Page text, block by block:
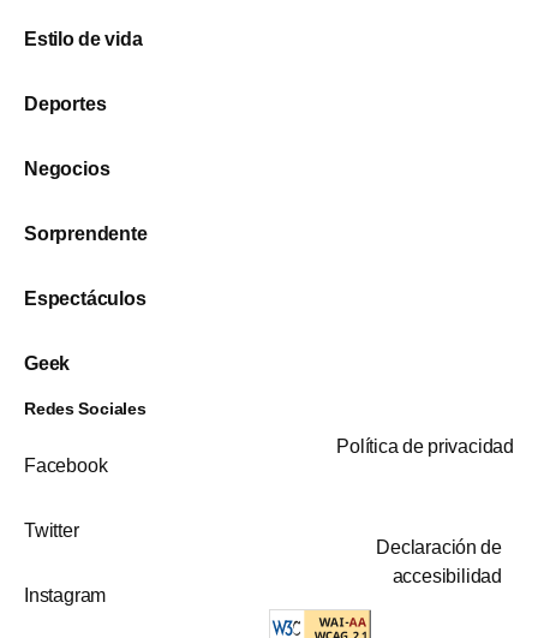
Estilo de vida
Deportes
Negocios
Sorprendente
Espectáculos
Geek
Redes Sociales
Facebook
Twitter
Instagram
Política de privacidad
Declaración de
accesibilidad